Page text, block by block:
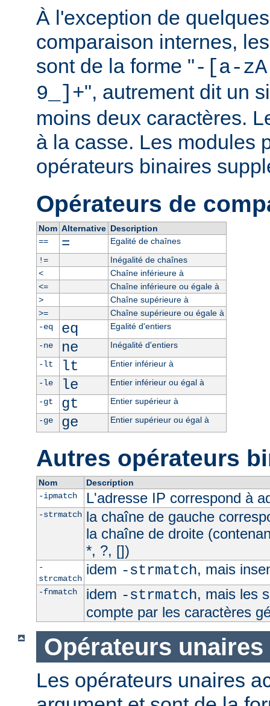
À l'exception de
comparaison internes,
sont de la forme "-[a-
9_]+", autrement dit un
moins deux caractères.
à la casse. Les modules
opérateurs binaires
Opérateurs de
Nom Alternative Description
==
=
Egalité de chaînes
!=
Inégalité de chaînes
<
Chaîne inférieure à
<=
Chaîne inférieure ou égale à
>
Chaîne supérieure à
>=
Chaîne supérieure ou égale à
-eq
eq
Egalité d'entiers
-ne
ne
Inégalité d'entiers
-lt
lt
Entier inférieur à
-le
le
Entier inférieur ou égal à
-gt
gt
Entier supérieur à
-ge
ge Entier supérieur ou égal à
Autres opérateurs
Nom
Description
-ipmatch
L'adresse IP correspond à
-strmatch la chaîne de gauche
la chaîne de droite
*, ?, [])
-
strcmatch
idem -strmatch, mais
-fnmatch idem -strmatch, mais les
compte par les caractères
Opérateurs unaires
Les opérateurs unaires